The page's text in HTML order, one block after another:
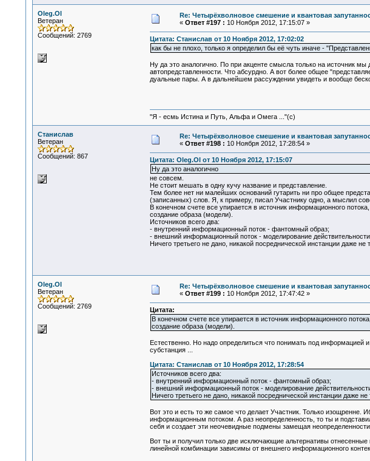
Oleg.Ol
Ветеран
Сообщений: 2769
Re: Четырёхволновое смешение и квантовая
« Ответ #197 : 10 Ноября 2012, 17:15:07 »
Цитата: Станислав от 10 Ноября 2012, 17:02:02
как бы не плохо, только я определил бы её чуть иначе -
Ну да это аналогично. По при акценте смысла только на источник
автопредставленности. Что абсурдно. А вот более общее
дуальные пары. А в дальнейшем рассуждении увидеть и вообще
"Я - есмь Истина и Путь, Альфа и Омега ..."(с)
Станислав
Ветеран
Сообщений: 867
Re: Четырёхволновое смешение и квантовая
« Ответ #198 : 10 Ноября 2012, 17:28:54 »
Цитата: Oleg.Ol от 10 Ноября 2012, 17:15:07
Ну да это аналогично
не совсем.
Не стоит мешать в одну кучу название и представление.
Тем более нет ни малейших оснований гутарить ни про общее
(записанных) слов. Я, к примеру, писал Участнику одно, а мыслил
В конечном счете все упирается в источник информационного
создание образа (модели).
Источников всего два:
- внутренний информационный поток - фантомный образ;
- внешний информационный поток - моделирование действительности.
Ничего третьего не дано, никакой посреднической инстанции даже не
Oleg.Ol
Ветеран
Сообщений: 2769
Re: Четырёхволновое смешение и квантовая
« Ответ #199 : 10 Ноября 2012, 17:47:42 »
Цитата:
В конечном счете все упирается в источник информационного
создание образа (модели).
Естественно. Но надо определиться что понимать под
субстанция ...
Цитата: Станислав от 10 Ноября 2012, 17:28:54
Источников всего два:
- внутренний информационный поток - фантомный образ;
- внешний информационный поток - моделирование
Ничего третьего не дано, никакой посреднической инстанции даже не
Вот это и есть то же самое что делает Участник. Только
информационным потоком. А раз неопределенность, то ты и
себя и создает эти неочевидные подмены замещая
Вот ты и получил только две исключающие альтернативы
линейной комбинации зависимы от внешнего информационного